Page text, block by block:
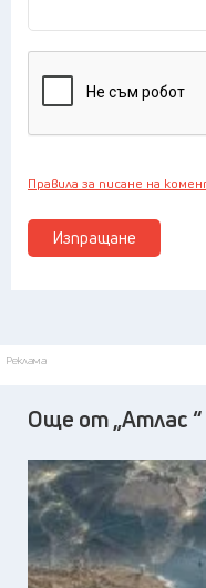
Изпращане
Правила за писане на
Реклама
Още от „Атлас “